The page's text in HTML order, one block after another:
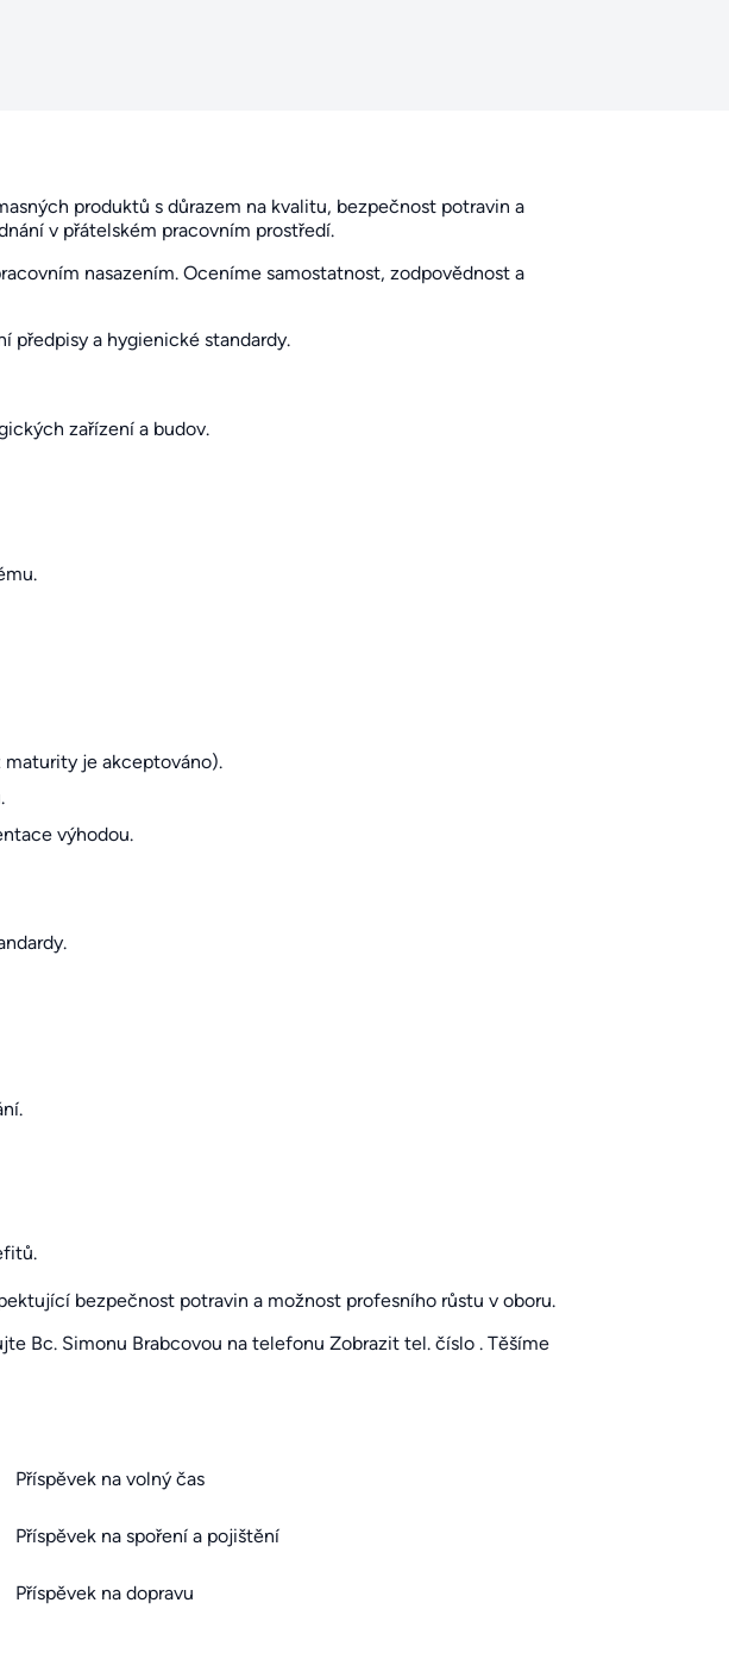
produktů s důrazem na kvalitu, bezpečnost potravin a
v přátelském pracovním prostředí.
nasazením. Oceníme samostatnost, zodpovědnost a
předpisy a hygienické standardy.
zařízení a budov.
je akceptováno).
výhodou.
bezpečnost potravin a možnost profesního růstu v oboru.
Bc. Simonu Brabcovou na telefonu Zobrazit tel. číslo. Těšíme
Příspěvek na volný čas
Příspěvek na spoření a pojištění
Příspěvek na dopravu